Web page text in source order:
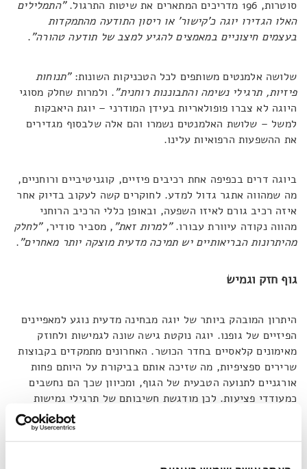
סוטרות, 196 מדריכים המתארים את שיטות התרגול.
"התמלילים
האלו הגדירו יוגה כ'קישור' או ריסון התודעה מהתמקדות
בעצמים חיצוניים במאמצים להגיע למצב של תודעה טהורה".
שלושה אלמנטים משותפים לכל הטכניקות השונות:"תנוחות
פיזיות, תרגילי נשימה והתבוננות רוחנית". ולמרות שחלק מסוגי
היוגה לא צברו פופולאריות בעידן המודרני – יוגת היאבקות
למשל – שלושת האלמנטים נשמרו והם אלה שלבסוף מגדירים
את ההשפעות הרפואיות עלינו.
ביוגה דרים בכפיפה אחת רכיבים פיזיים, קוגניטיביים ורוחניים,
מה שמהווה אתגר גדול למדע. לחוקרים קשה לעקוב בדיוק אחר
איזה רכיב גורם לאיזו השפעה, ובאופן כללי הרכיב הרוחני
מהווה נקודה עיוורת עבורו."למרות זאת", מסביר סודיר, "לחלק
מהיתרונות הבריאותיים יש תמיכה מדעית מוצקה יותר מאחרים".
גוף חזק וגמיש
היתרון המובהק ביותר של יוגה מבחינה מדעית נוגע למאפיינים
הפיזיים של גופנו. יוגה נוקטת גישה שונה לגמישות ולחוזק
מאימונים קלאסיים בחדר הכושר. האחרונים מתמקדים בקבוצות
שרירים ספציפיות, מה שזיכה אותם בביקורת על היותם פחות
אורגניים לתנועה הטבעית של הגוף, ומכיוון שכך הם נחשבים
כמעודדי פציעות. לכן מודגשת חשיבותם של תרגילי גמישות
במקביל לאימוני כוח. ביוגה, לעומת זאת, התנוחות המיוחדות
לתרגול עובדות במקביל על מספר חלקים בגוף, וכן משלבות
גמישות וחוזק באותו אימון.